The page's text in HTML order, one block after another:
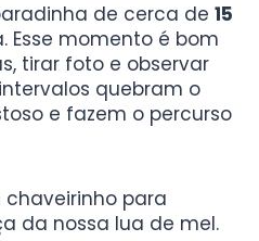
de cerca de 15
Esse momento é bom
tirar foto e observar
quebram o
e fazem o percurso
chaveirinho para
da nossa lua de mel.